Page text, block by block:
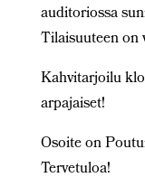
auditoriossa
Tilaisuuteen on
Kahvitarjoilu
arpajaiset!
Osoite on
Tervetuloa!